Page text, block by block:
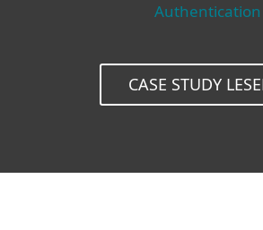
Authentication
CASE STUDY